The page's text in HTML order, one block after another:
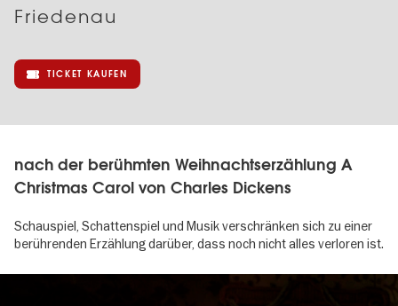
Friedenau
TICKET KAUFEN
nach der berühmten Weihnachtserzählung A
Christmas Carol von Charles Dickens
Schauspiel, Schattenspiel und Musik verschränken sich zu einer
berührenden Erzählung darüber, dass noch nicht alles verloren ist.